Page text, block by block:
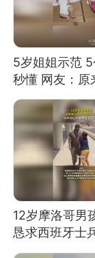
5岁姐姐示范
秒懂 网友：原
快乐长这样
12岁摩洛哥男
恳求西班牙士
可以不要把我